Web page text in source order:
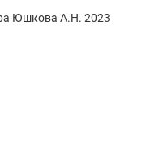
Юшкова А.Н. 2023